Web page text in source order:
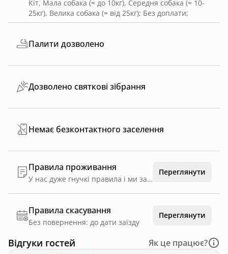
Кіт, Мала собака (≈ до 10кг), Середня собака (≈ 10-
25кг), Велика собака (≈ від 25кг); Без доплати;
Палити дозволено
Дозволено святкові зібрання
Немає безконтактного заселення
Правила проживання
У нас дуже гнучкі правила і ми завжди готові йти на зустріч нашим гостям, але палити цигарки, електронні сигарети та калʼяни можна тільки на вулиці, адже наш будиночок зроблений з дерева і це, в першу чергу, безпека гостей.
Переглянути
Правила скасування
Без повернення: до дати заїзду
Переглянути
Відгуки гостей Як це працює?